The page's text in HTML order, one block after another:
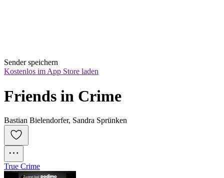
Sender speichern
Kostenlos im App Store laden
Friends in Crime
Bastian Bielendorfer, Sandra Sprünken
True Crime